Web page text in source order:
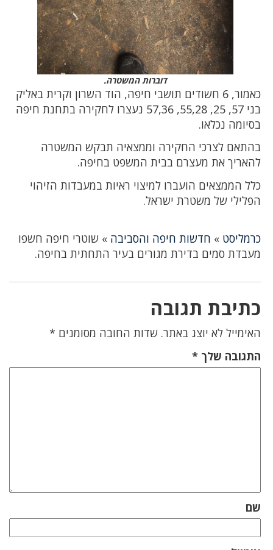
דוברות המשטרה.
כאמור, 6 חשודים תושבי חיפה, הוד השרון וקרית באליק
בני 57, 25, 55,28, 57,36 נעצרו לחקירה בתחנת חיפה
בסיומה נכלאו.
בהתאם לצרכי החקירה וממצאיה תבקש המשטרה
להאריך את מעצרם בבית המשפט בחיפה.
כלל הממצאים הועברו למיצוי ראיות במעבדות הזיהוי
הפלילי של משטרת ישראל.
כרמליסט » חדשות חיפה והסביבה » שוטרי חיפה חשפו
מעבדת סמים בדירת מגורים בעיר התחתית בחיפה.
כתיבת תגובה
האימייל לא יוצג באתר. שדות החובה מסומנים *
התגובה שלך *
שם